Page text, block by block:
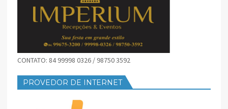
CONTATO: 84 99998 0326 / 98750 3592
PROVEDOR DE INTERNET